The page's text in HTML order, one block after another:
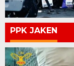
PPK JAKEN